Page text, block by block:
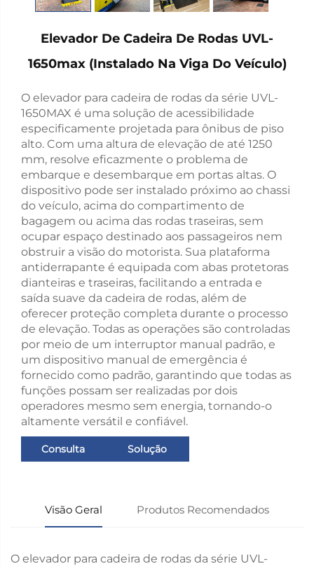
Elevador De Cadeira De Rodas UVL-
1650max (Instalado Na Viga Do Veículo)
O elevador para cadeira de rodas da série UVL-
1650MAX é uma solução de acessibilidade
especificamente projetada para ônibus de piso
alto. Com uma altura de elevação de até 1250
mm, resolve eficazmente o problema de
embarque e desembarque em portas altas. O
dispositivo pode ser instalado próximo ao chassi
do veículo, acima do compartimento de
bagagem ou acima das rodas traseiras, sem
ocupar espaço destinado aos passageiros nem
obstruir a visão do motorista. Sua plataforma
antiderrapante é equipada com abas protetoras
dianteiras e traseiras, facilitando a entrada e
saída suave da cadeira de rodas, além de
oferecer proteção completa durante o processo
de elevação. Todas as operações são controladas
por meio de um interruptor manual padrão, e
um dispositivo manual de emergência é
fornecido como padrão, garantindo que todas as
funções possam ser realizadas por dois
operadores mesmo sem energia, tornando-o
altamente versátil e confiável.
Consulta Solução
Visão Geral Produtos Recomendados
O elevador para cadeira de rodas da série UVL-